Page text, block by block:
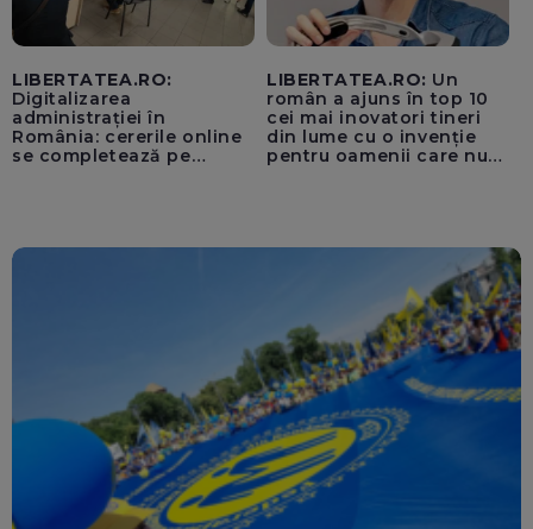
LIBERTATEA.RO:
Digitalizarea
administrației în
România: cererile online
se completează pe
LIBERTATEA.RO: Un
român a ajuns în top 10
cei mai inovatori tineri
din lume cu o invenție
pentru oamenii care nu